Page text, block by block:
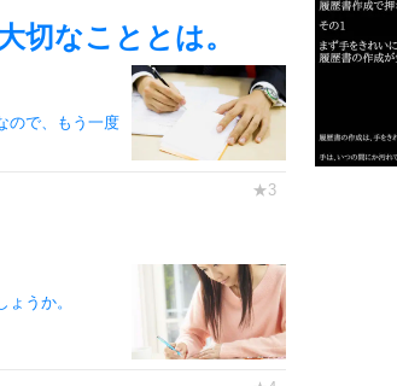
切なこととは。
ので、もう一度
うか。
3